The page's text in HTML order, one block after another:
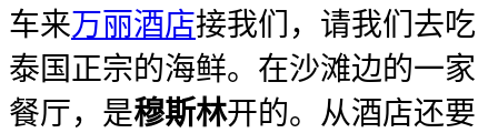
车来万丽酒店接我们，请我们去吃
泰国正宗的海鲜。在沙滩边的一家
餐厅，是穆斯林开的。从酒店还要